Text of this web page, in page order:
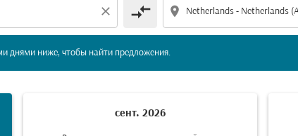
close compare_arrows location_on
днями ниже, чтобы найти предложения.
сент. 2026